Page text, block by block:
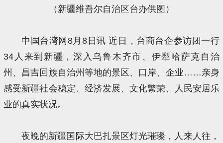
（新疆维吾尔自治区台办供图）
中国台湾网8月8日讯 近日，台商台企参访团一行
34人来到新疆，深入乌鲁木齐市、伊犁哈萨克自治
州、昌吉回族自治州等地的景区、口岸、企业……亲身
感受新疆社会稳定、经济发展、文化繁荣、人民安居乐
业的真实状况。
夜晚的新疆国际大巴扎景区灯光璀璨，人来人往，